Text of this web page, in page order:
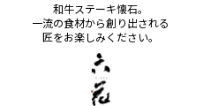
和牛ステーキ懐石。
一流の食材から創り出される
匠をお楽しみください。